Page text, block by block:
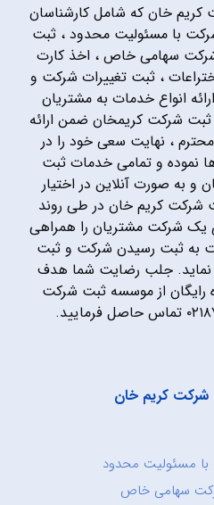
خان که شامل کارشناسان
با مسئولیت محدود ، ثبت
سهامی خاص ، اخذ کارت
، ثبت تغییرات شرکت و
انواع خدمات به مشتریان
شرکت کریمخان ضمن ارائه
، نهایت سعی خود را در
نموده و تمامی خدمات ثبت
و به صورت آنلاین در اختیار
شرکت کریم خان در طی روند
یک شرکت مشتریان را همراهی
به ثبت رسیدن شرکت و ثبت
نماید. جلب رضایت شما هدف
از موسسه ثبت شرکت
کریم خان
مسئولیت محدود
سهامی خاص